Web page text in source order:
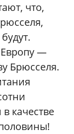
что,
—
Брюсселя.
качестве